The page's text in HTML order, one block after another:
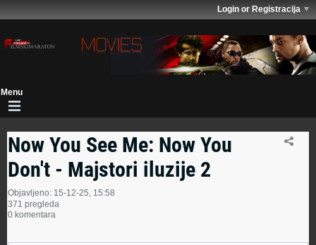
Login or Registracija
Now You See Me: Now You
Don't - Majstori iluzije 2
Objavljeno: 15-12-25, 15:58
371 pregleda
0 komentara